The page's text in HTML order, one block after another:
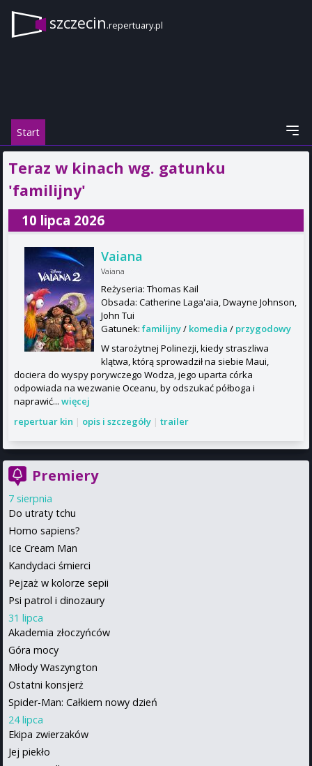
szczecin.repertuary.pl
Start
Teraz w kinach wg. gatunku
'familijny'
10 lipca 2026
Vaiana
Vaiana
Reżyseria: Thomas Kail
Obsada: Catherine Laga'aia, Dwayne Johnson,
John Tui
Gatunek: familijny/ komedia / przygodowy
W starożytnej Polinezji, kiedy straszliwa
klątwa, którą sprowadził na siebie Maui,
dociera do wyspy porywczego Wodza, jego uparta córka
odpowiada na wezwanie Oceanu, by odszukać półboga i
naprawić... więcej
repertuar kin | opis i szczegóły | trailer
Premiery
7 sierpnia
Do utraty tchu
Homo sapiens?
Ice Cream Man
Kandydaci śmierci
Pejzaż w kolorze sepii
Psi patrol i dinozaury
31 lipca
Akademia złoczyńców
Góra mocy
Młody Waszyngton
Ostatni konsjerż
Spider-Man: Całkiem nowy dzień
24 lipca
Ekipa zwierzaków
Jej piekło